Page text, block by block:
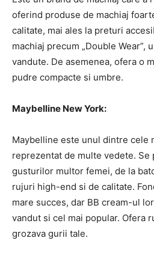
oferind produse de machiaj
calitate, mai ales la preturi
machiaj precum „Double Wear”,
vandute. De asemenea, ofera o
pudre compacte si umbre.
Maybelline New York:
Maybelline este unul dintre cele
reprezentat de multe vedete.
gusturilor multor femei, de la
rujuri high-end si de calitate.
mare succes, dar BB cream-ul
vandut si cel mai popular. Ofera
grozava gurii tale.